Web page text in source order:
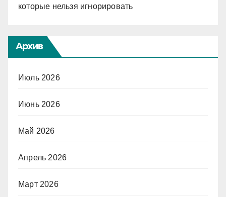
которые нельзя игнорировать
Архив
Июль 2026
Июнь 2026
Май 2026
Апрель 2026
Март 2026